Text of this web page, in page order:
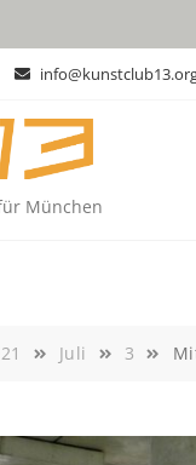
München
Juli 3